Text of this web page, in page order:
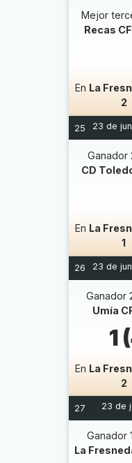
Mejor
Recas
En La
2
25 23 de
Ganador
CD
En La
1
26 23 de
Ganador
Umía
1
En La
2
27 23 de
Ganador
La